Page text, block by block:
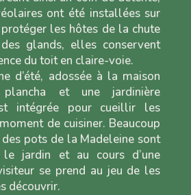
ont été installées sur
les hôtes de la chute
glands, elles conservent
du toit en claire-voie.
d’été, adossée à la maison
et une jardinière
intégrée pour cueillir les
de cuisiner. Beaucoup
pots de la Madeleine sont
le jardin et au cours d’une
se prend au jeu de les
découvrir.